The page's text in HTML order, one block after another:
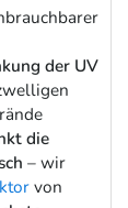
der UV
die
– wir
von